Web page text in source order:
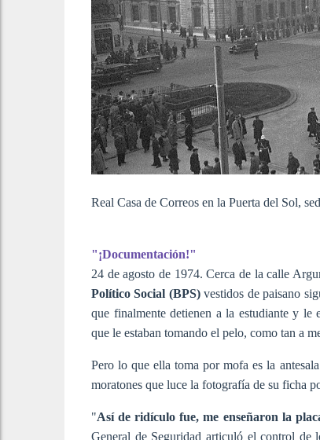
Real Casa de Correos en la Puerta del Sol,
"¡Documentación!"
24 de agosto de 1974. Cerca de la calle
Político Social (BPS)vestidos de paisano
que finalmente detienen a la estudiante y
que le estaban tomando el pelo, como tan a
Pero lo que ella toma por mofa es la
moratones que luce la fotografía de su ficha
"Así de ridículo fue, me enseñaron la
General de Seguridad articuló el control de